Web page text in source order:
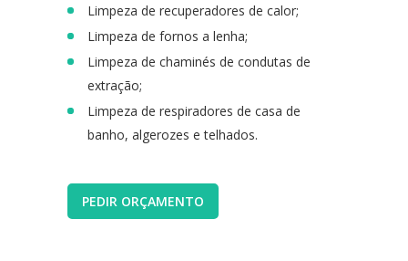
Limpeza de recuperadores de calor;
Limpeza de fornos a lenha;
Limpeza de chaminés de condutas de
extração;
Limpeza de respiradores de casa de
banho, algerozes e telhados.
PEDIR ORÇAMENTO